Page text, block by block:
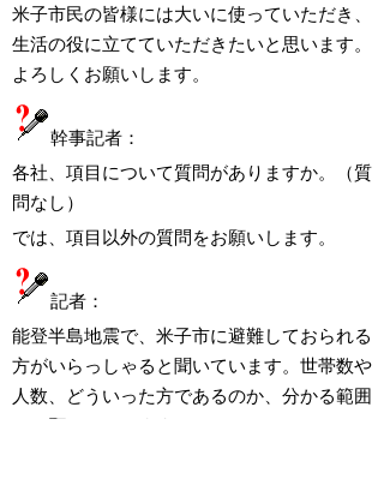
米子市民の皆様には大いに使っていただき、
生活の役に立てていただきたいと思います。
よろしくお願いします。
幹事記者：
各社、項目について質問がありますか。（質
問なし）
では、項目以外の質問をお願いします。
記者：
能登半島地震で、米子市に避難しておられる
方がいらっしゃると聞いています。世帯数や
人数、どういった方であるのか、分かる範囲
でお願いいたします。